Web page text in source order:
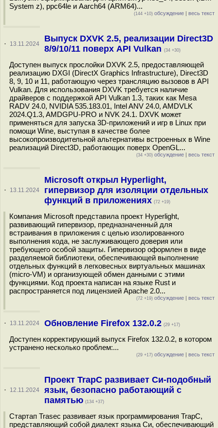
System z), ppc64le и Aarch64 (ARM64)...
(144 +10) обсуждение | весь текст
· 13.11.2024
Выпуск DXVK 2.5, реализации Direct3D
8/9/10/11 поверх API Vulkan (34 +30)
Доступен выпуск прослойки DXVK 2.5, предоставляющей
реализацию DXGI (DirectX Graphics Infrastructure), Direct3D
8, 9, 10 и 11, работающую через трансляцию вызовов в API
Vulkan. Для использования DXVK требуется наличие
драйверов с поддержкой API Vulkan 1.3, таких как Mesa
RADV 24.0, NVIDIA 535.183.01, Intel ANV 24.0, AMDVLK
2024.Q1.3, AMDGPU-PRO и NVK 24.1. DXVK может
применяться для запуска 3D-приложений и игр в Linux при
помощи Wine, выступая в качестве более
высокопроизводительной альтернативы встроенных в Wine
реализаций Direct3D, работающих поверх OpenGL...
(34 +30) обсуждение | весь текст
· 13.11.2024
Microsoft открыл Hyperlight,
гипервизор для изоляции отдельных
функций в приложениях (72 +19)
Компания Microsoft представила проект Hyperlight,
развивающий гипервизор, предназначенный для
встраивания в приложения с целью изолированного
выполнения кода, не заслуживающего доверия или
требующего особой защиты. Гипервизор оформлен в виде
разделяемой библиотеки, обеспечивающей выполнение
отдельных функций в легковесных виртуальных машинах
(micro-VM) и организующей обмен данными с этими
функциями. Код проекта написан на языке Rust и
распространяется под лицензией Apache 2.0...
(72 +19) обсуждение | весь текст
· 13.11.2024 Обновление Firefox 132.0.2 (29 +17)
Доступен корректирующий выпуск Firefox 132.0.2, в котором
устранено несколько проблем:...
(29 +17) обсуждение | весь текст
· 12.11.2024
Проект TrapC развивает Си-подобный
язык, безопасно работающий с
памятью (134 +37)
Стартап Trasec развивает язык программирования TrapC,
представляющий собой диалект языка Си, обеспечивающий